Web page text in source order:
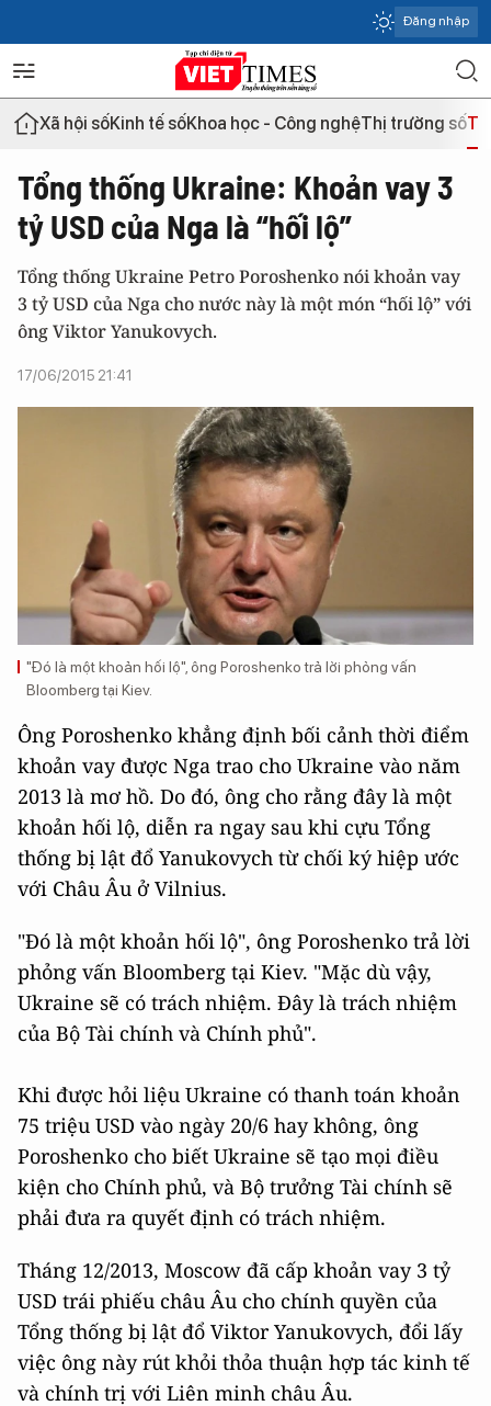
Đăng nhập
Xã hội sốKinh tế sốKhoa học - Công nghệThị trường số
Tổng thống Ukraine: Khoản vay 3
tỷ USD của Nga là “hối lộ”
Tổng thống Ukraine Petro Poroshenko nói khoản vay
3 tỷ USD của Nga cho nước này là một món “hối lộ” với
ông Viktor Yanukovych.
17/06/2015 21:41
"Đó là một khoản hối lộ", ông Poroshenko trả lời phỏng vấn
Bloomberg tại Kiev.
Ông Poroshenko khẳng định bối cảnh thời điểm
khoản vay được Nga trao cho Ukraine vào năm
2013 là mơ hồ. Do đó, ông cho rằng đây là một
khoản hối lộ, diễn ra ngay sau khi cựu Tổng
thống bị lật đổ Yanukovych từ chối ký hiệp ước
với Châu Âu ở Vilnius.
"Đó là một khoản hối lộ", ông Poroshenko trả lời
phỏng vấn Bloomberg tại Kiev. "Mặc dù vậy,
Ukraine sẽ có trách nhiệm. Đây là trách nhiệm
của Bộ Tài chính và Chính phủ".
Khi được hỏi liệu Ukraine có thanh toán khoản
75 triệu USD vào ngày 20/6 hay không, ông
Poroshenko cho biết Ukraine sẽ tạo mọi điều
kiện cho Chính phủ, và Bộ trưởng Tài chính sẽ
phải đưa ra quyết định có trách nhiệm.
Tháng 12/2013, Moscow đã cấp khoản vay 3 tỷ
USD trái phiếu châu Âu cho chính quyền của
Tổng thống bị lật đổ Viktor Yanukovych, đổi lấy
việc ông này rút khỏi thỏa thuận hợp tác kinh tế
và chính trị với Liên minh châu Âu.